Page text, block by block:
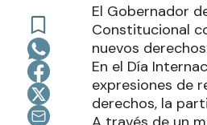
El Gobernador
Constitucional
nuevos
En el Día
expresiones de
derechos, la